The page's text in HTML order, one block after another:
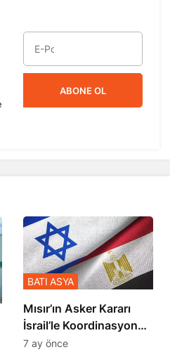
ABONE OL
Mısır’ın Asker Kararı
İsrail’le Koordinasyon
İçinde Gerçekleşmiş
BATI ASYA
7 ay önce